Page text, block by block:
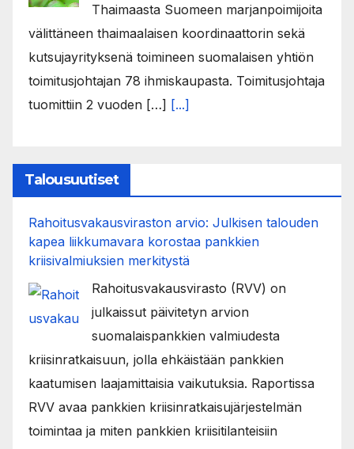
Thaimaasta Suomeen marjanpoimijoita
välittäneen thaimaalaisen koordinaattorin sekä
kutsujayrityksenä toimineen suomalaisen yhtiön
toimitusjohtajan 78 ihmiskaupasta. Toimitusjohtaja
tuomittiin 2 vuoden […] [...]
Talousuutiset
Rahoitusvakausviraston arvio: Julkisen talouden
kapea liikkumavara korostaa pankkien
kriisivalmiuksien merkitystä
Rahoitusvakausvirasto (RVV) on
julkaissut päivitetyn arvion
suomalaispankkien valmiudesta
kriisinratkaisuun, jolla ehkäistään pankkien
kaatumisen laajamittaisia vaikutuksia. Raportissa
RVV avaa pankkien kriisinratkaisujärjestelmän
toimintaa ja miten pankkien kriisitilanteisiin